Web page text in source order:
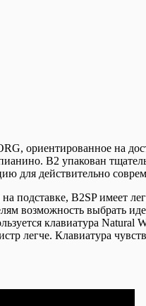
ориентированное на
B2 упакован
для действительно
подставке, B2SP имеет
возможность
клавиатура
легче. Клавиатура